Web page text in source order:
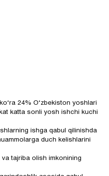
24% O‘zbekiston yoshlari
katta sonli yosh ishchi kuchi
ishga qabul qilinishda
duch kelishlarini
tajriba olish imkonining